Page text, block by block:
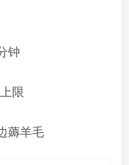
钟
限
薅羊毛